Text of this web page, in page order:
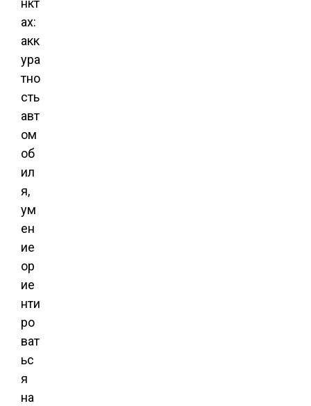
нкт
ах:
акк
ура
тно
сть
авт
ом
об
ил
я,
ум
ен
ие
ор
ие
нти
ро
ват
ьс
я
на